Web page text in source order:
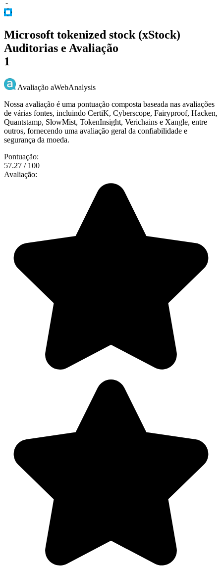
-
Microsoft tokenized stock (xStock)
Auditorias e Avaliação
1
Avaliação aWebAnalysis
Nossa avaliação é uma pontuação composta baseada nas avaliações
de várias fontes, incluindo CertiK, Cyberscope, Fairyproof, Hacken,
Quantstamp, SlowMist, TokenInsight, Verichains e Xangle, entre
outros, fornecendo uma avaliação geral da confiabilidade e
segurança da moeda.
Pontuação:
57.27 / 100
Avaliação: